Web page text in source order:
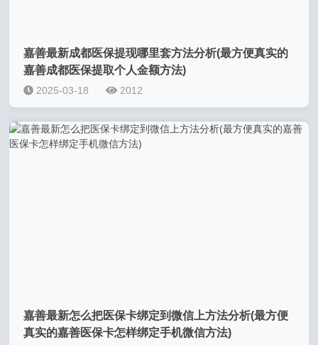
嘉善最新成都医保提现哪里套方法分析(最方便真实的
嘉善成都医保提取个人金额方法)
2025-03-18 2012
嘉善最新怎么把医保卡绑定到微信上方法分析(最方便
真实的嘉善医保卡怎样绑定手机微信方法)